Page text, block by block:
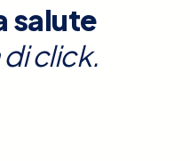
salute
click.